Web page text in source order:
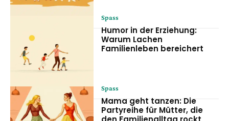
Spass
Humor in der Erziehung:
Warum Lachen
Familienleben bereichert
Spass
Mama geht tanzen: Die
Partyreihe für Mütter, die